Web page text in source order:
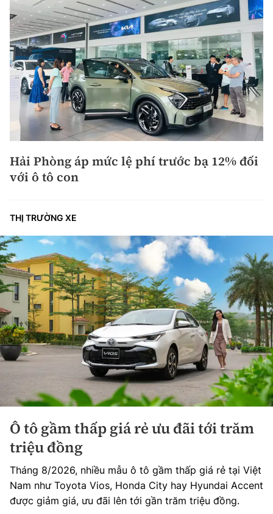
Hải Phòng áp mức lệ phí trước bạ 12% đối
với ô tô con
THỊ TRƯỜNG XE
Ô tô gầm thấp giá rẻ ưu đãi tới trăm
triệu đồng
Tháng 8/2026, nhiều mẫu ô tô gầm thấp giá rẻ tại Việt
Nam như Toyota Vios, Honda City hay Hyundai Accent
được giảm giá, ưu đãi lên tới gần trăm triệu đồng.